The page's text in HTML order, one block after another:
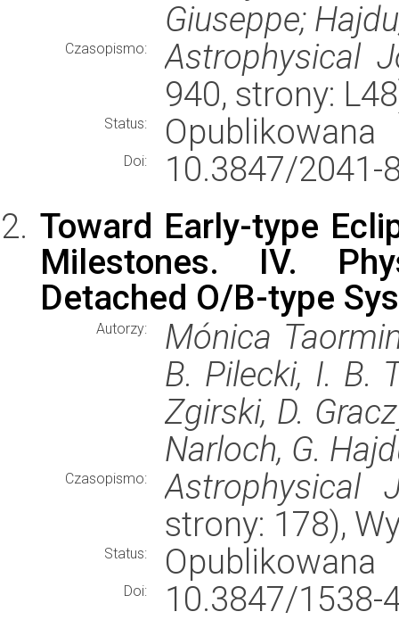
Giuseppe;
Czasopismo:
Astrophysical
940, strony:
Status: Opublikowana
Doi:
10.3847/
Toward Early-type
Milestones. IV.
Detached O/B-type
Autorzy:
Mónica
B. Pilecki, I. B.
Zgirski, D.
Narloch, G.
Czasopismo:
Astrophysical
strony: 178),
Status: Opublikowana
Doi:
10.3847/